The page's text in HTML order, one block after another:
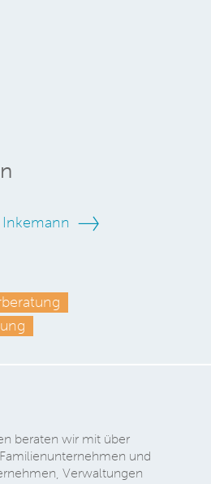
beraten wir mit über
und
Verwaltungen